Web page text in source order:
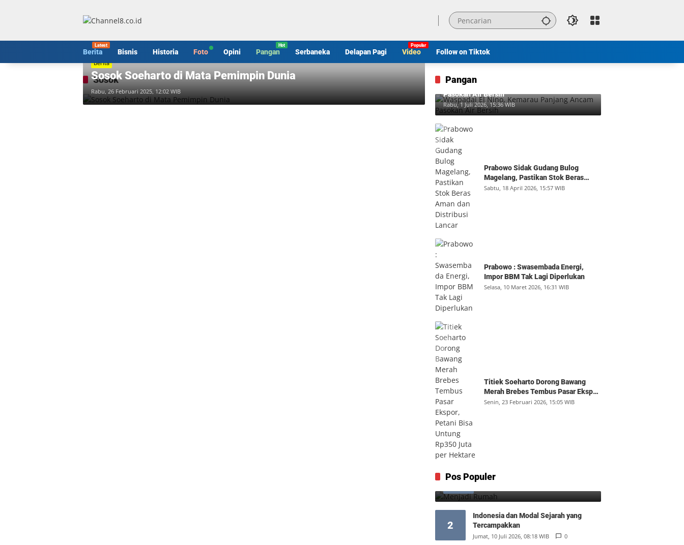
Berita Bisnis Historia Foto Opini Pangan Serbaneka Delapan Pagi Video Follow on Tiktok
Sosok
Berita
Sosok Soeharto di Mata Pemimpin Dunia
Rabu, 26 Februari 2025, 12:02 WIB
Pangan
Waspadai El Nino, Kemarau Panjang Ancam
Pasokan Air Bersih
Rabu, 1 Juli 2026, 15:36 WIB
Prabowo Sidak Gudang Bulog
Magelang, Pastikan Stok Beras
Aman dan Distribusi Lancar
Sabtu, 18 April 2026, 15:57 WIB
Prabowo : Swasembada Energi,
Impor BBM Tak Lagi Diperlukan
Selasa, 10 Maret 2026, 16:31 WIB
Titiek Soeharto Dorong Bawang
Merah Brebes Tembus Pasar Ekspor,
Petani Bisa Untung Rp350 Juta per
Senin, 23 Februari 2026, 15:05 WIB
Pos Populer
1 Menjadi Rumah
2
Indonesia dan Modal Sejarah yang
Tercampakkan
Jumat, 10 Juli 2026, 08:18 WIB 0